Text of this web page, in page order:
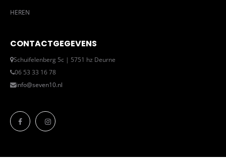
HEREN
CONTACTGEGEVENS
Schuifelenberg 5c | 5751 hz Deurne
06 53 33 16 78
info@seven10.nl